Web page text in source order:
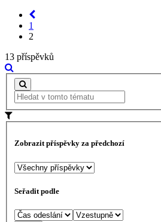
1
2
13 příspěvků
Zobrazit příspěvky za předchozí
Seřadit podle